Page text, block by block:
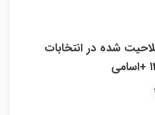
شده در انتخابات